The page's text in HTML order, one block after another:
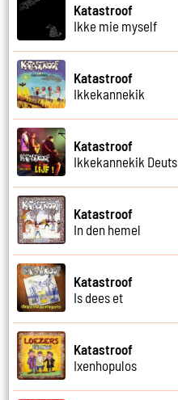
Katastroof
Ikke mie myself
Katastroof
Ikkekannekik
Katastroof
Ikkekannekik Deuts
Katastroof
In den hemel
Katastroof
Is dees et
Katastroof
Ixenhopulos